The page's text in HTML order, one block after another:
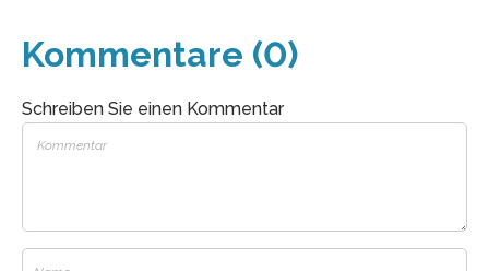
Kommentare (0)
Schreiben Sie einen Kommentar